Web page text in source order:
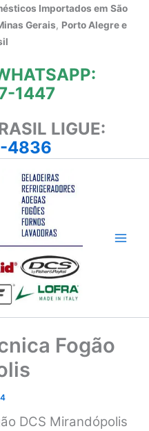
Importados em São
Gerais, Porto Alegre e
1447
LIGUE:
4836
Fogão
DCS Mirandópolis